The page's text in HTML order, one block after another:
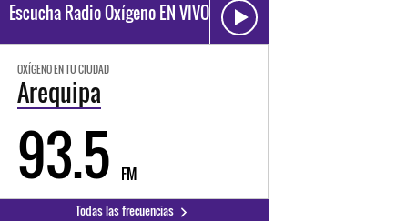
Escucha Radio Oxígeno EN VIVO
OXÍGENO EN TU CIUDAD
Arequipa
93.5 FM
Todas las frecuencias